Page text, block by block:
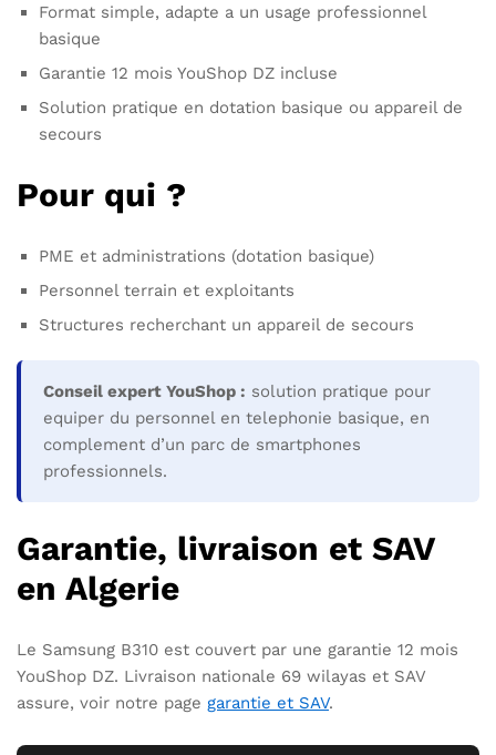
Format simple, adapte a un usage professionnel
basique
Garantie 12 mois YouShop DZ incluse
Solution pratique en dotation basique ou appareil de
secours
Pour qui ?
PME et administrations (dotation basique)
Personnel terrain et exploitants
Structures recherchant un appareil de secours
Conseil expert YouShop : solution pratique pour
equiper du personnel en telephonie basique, en
complement d’un parc de smartphones
professionnels.
Garantie, livraison et SAV
en Algerie
Le Samsung B310 est couvert par une garantie 12 mois
YouShop DZ. Livraison nationale 69 wilayas et SAV
assure, voir notre page garantie et SAV.